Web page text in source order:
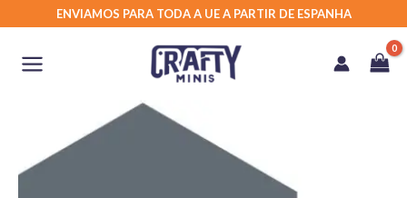
content
ENVIAMOS PARA TODA A UE A PARTIR DE ESPANHA